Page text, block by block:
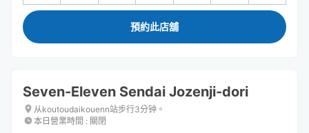
預約此店舖
Seven-Eleven Sendai Jozenji-dori
从koutoudaikouenn站步行3分钟。
本日營業時間 : 關閉